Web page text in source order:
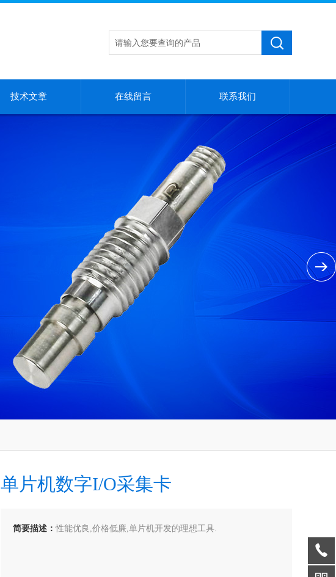
技术文章 在线留言 联系我们
单片机数字I/O采集卡
简要描述：性能优良,价格低廉,单片机开发的理想工具.